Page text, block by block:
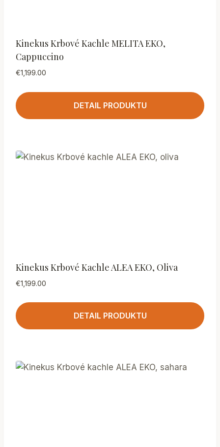
Kinekus Krbové Kachle MELITA EKO,
Cappuccino
€1,199.00
DETAIL PRODUKTU
Kinekus Krbové Kachle ALEA EKO, Oliva
€1,199.00
DETAIL PRODUKTU